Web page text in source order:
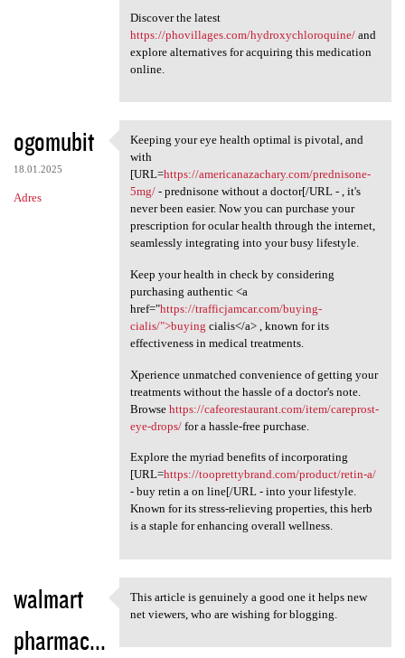
Discover the latest
https://phovillages.com/hydroxychloroquine/and
explore alternatives for acquiring this medication
online.
ogomubit
18.01.2025
Adres
Keeping your eye health
Keeping your eye health optimal is pivotal, and
with
[URL=https://americanazachary.com/prednisone-
5mg/- prednisone without a doctor[/URL - , it's
never been easier. Now you can purchase your
prescription for ocular health through the internet,
seamlessly integrating into your busy lifestyle.
Keep your health in check by considering
purchasing authentic <a
href="https://trafficjamcar.com/buying-
cialis/">buying cialis</a> , known for its
effectiveness in medical treatments.
Xperience unmatched convenience of getting your
treatments without the hassle of a doctor's note.
Browse https://cafeorestaurant.com/item/careprost-
eye-drops/for a hassle-free purchase.
Explore the myriad benefits of incorporating
[URL=https://tooprettybrand.com/product/retin-a/
- buy retin a on line[/URL - into your lifestyle.
Known for its stress-relieving properties, this herb
is a staple for enhancing overall wellness.
walmart
pharmac...
This article is genuinely a
This article is genuinely a good one it helps new
net viewers, who are wishing for blogging.